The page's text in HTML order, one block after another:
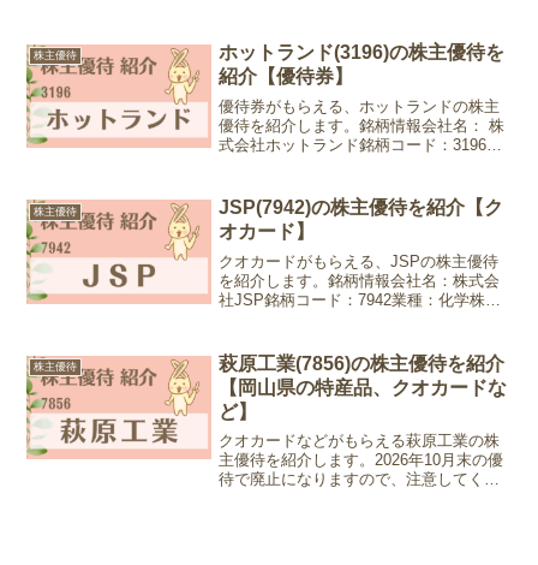
月：3月末日優待内容：オリジナルクオカ
ー...
株主優待
ホットランド(3196)の株主優待を
紹介【優待券】
優待券がもらえる、ホットランドの株主
優待を紹介します。銘柄情報会社名： 株
式会社ホットランド銘柄コード：3196業
12月末日優待内容：全国のホットラン
ド...
株主優待
JSP(7942)の株主優待を紹介【ク
オカード】
クオカードがもらえる、JSPの株主優待
を紹介します。銘柄情報会社名：株式会
社JSP銘柄コード：7942業種：化学株
ード2026年3月末から継続保有が条...
株主優待
萩原工業(7856)の株主優待を紹介
【岡山県の特産品、クオカードな
ど】
クオカードなどがもらえる萩原工業の株
主優待を紹介します。2026年10月末の優
待で廃止になりますので、注意してくだ